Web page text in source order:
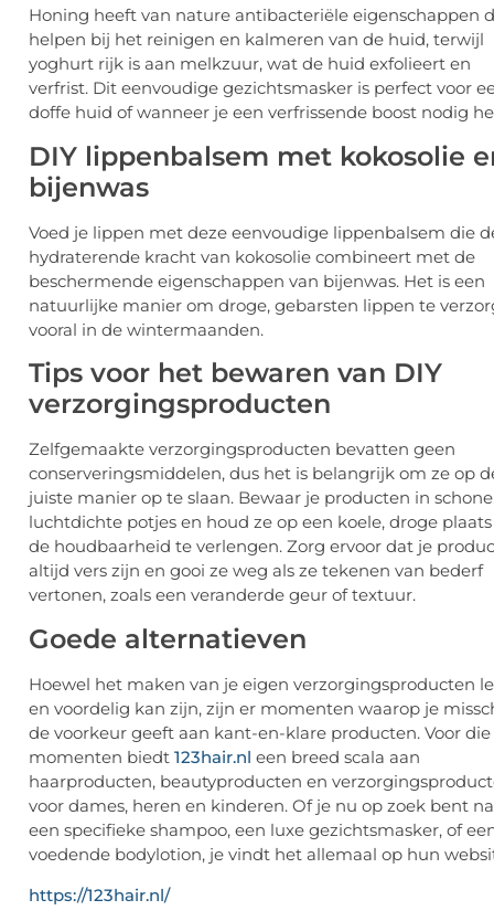
Honing heeft van nature antibacteriële eigenschappen
helpen bij het reinigen en kalmeren van de huid, terwijl
yoghurt rijk is aan melkzuur, wat de huid exfolieert en
verfrist. Dit eenvoudige gezichtsmasker is perfect voor
doffe huid of wanneer je een verfrissende boost nodig
DIY lippenbalsem met kokosolie
bijenwas
Voed je lippen met deze eenvoudige lippenbalsem die
hydraterende kracht van kokosolie combineert met de
beschermende eigenschappen van bijenwas. Het is een
natuurlijke manier om droge, gebarsten lippen te
vooral in de wintermaanden.
Tips voor het bewaren van DIY
verzorgingsproducten
Zelfgemaakte verzorgingsproducten bevatten geen
conserveringsmiddelen, dus het is belangrijk om ze op
juiste manier op te slaan. Bewaar je producten in
luchtdichte potjes en houd ze op een koele, droge
de houdbaarheid te verlengen. Zorg ervoor dat je
altijd vers zijn en gooi ze weg als ze tekenen van bederf
vertonen, zoals een veranderde geur of textuur.
Goede alternatieven
Hoewel het maken van je eigen verzorgingsproducten
en voordelig kan zijn, zijn er momenten waarop je
de voorkeur geeft aan kant-en-klare producten. Voor die
momenten biedt 123hair.nl een breed scala aan
haarproducten, beautyproducten en
voor dames, heren en kinderen. Of je nu op zoek bent
een specifieke shampoo, een luxe gezichtsmasker, of
voedende bodylotion, je vindt het allemaal op hun
https://123hair.nl/